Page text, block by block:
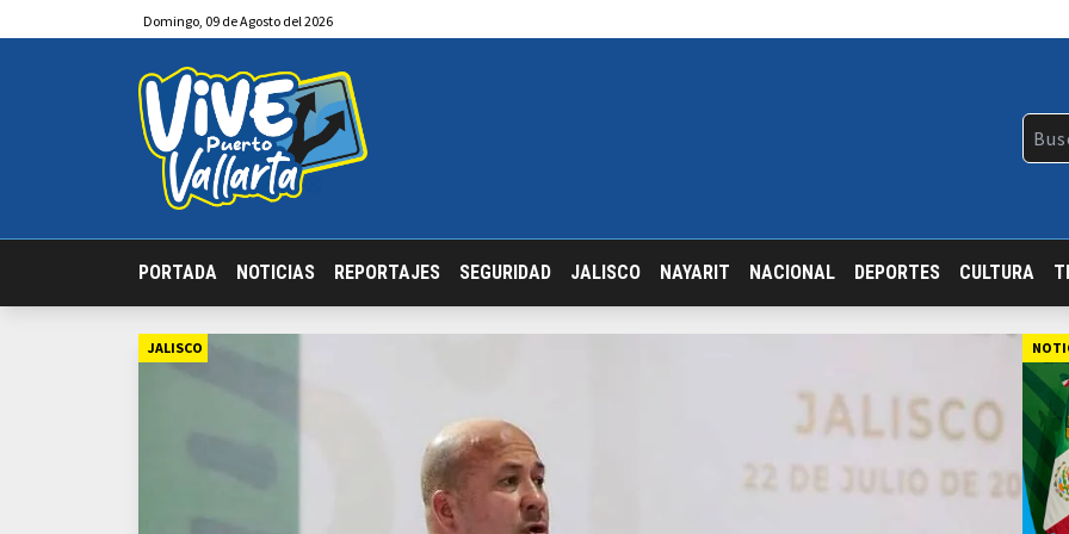
Domingo, 09 deAgosto del 2026
PORTADA NOTICIAS REPORTAJES SEGURIDAD JALISCO NAYARIT NACIONAL DEPORTES CULTURA
JALISCO